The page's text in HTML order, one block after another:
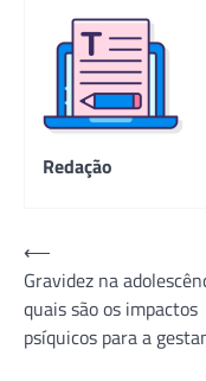
Redação
Navegação
de
Post
⟵
Gravidez na
quais são os impactos
psíquicos para a